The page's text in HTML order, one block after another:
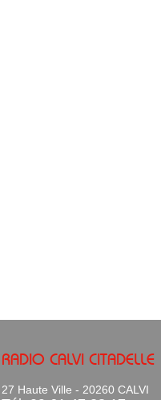
RADIO CALVI CITADELLE
27 Haute Ville - 20260 CALVI